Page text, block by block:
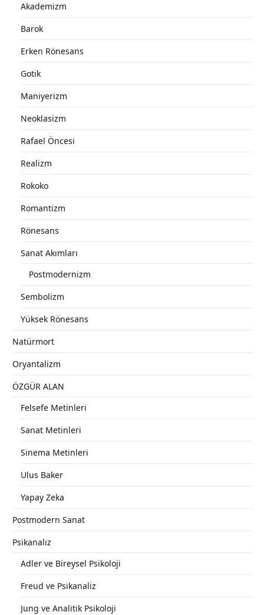
Akademizm
Barok
Erken Rönesans
Gotik
Maniyerizm
Neoklasizm
Rafael Öncesi
Realizm
Rokoko
Romantizm
Rönesans
Sanat Akımları
Postmodernizm
Sembolizm
Yüksek Rönesans
Natürmort
Oryantalizm
ÖZGÜR ALAN
Felsefe Metinleri
Sanat Metinleri
Sinema Metinleri
Ulus Baker
Yapay Zeka
Postmodern Sanat
Psikanaliz
Adler ve Bireysel Psikoloji
Freud ve Psikanaliz
Jung ve Analitik Psikoloji